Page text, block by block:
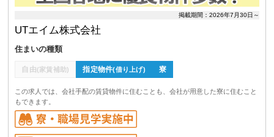
掲載期間：2026年7月30日～
UTエイム株式会社
住まいの種類
自由(家賃補助) 指定物件(借り上げ) 寮
この求人では、会社手配の賃貸物件に住むことも、会社が用意した寮に住むこと
もできます。